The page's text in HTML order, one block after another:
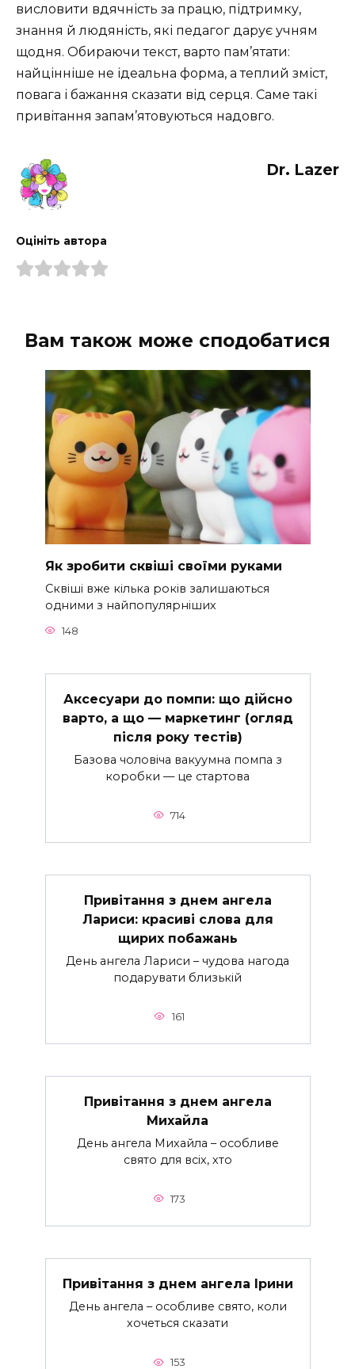
висловити вдячність за працю, підтримку,
знання й людяність, які педагог дарує учням
щодня. Обираючи текст, варто пам’ятати:
найцінніше не ідеальна форма, а теплий зміст,
повага і бажання сказати від серця. Саме такі
привітання запам’ятовуються надовго.
Dr. Lazer
Оцініть автора
Вам також може сподобатися
Як зробити сквіші своїми руками
Сквіші вже кілька років залишаються
одними з найпопулярніших
148
Аксесуари до помпи: що дійсно
варто, а що — маркетинг (огляд
після року тестів)
Базова чоловіча вакуумна помпа з
коробки — це стартова
714
Привітання з днем ангела
Лариси: красиві слова для
щирих побажань
День ангела Лариси – чудова нагода
подарувати близькій
161
Привітання з днем ангела
Михайла
День ангела Михайла – особливе
свято для всіх, хто
173
Привітання з днем ангела Ірини
День ангела – особливе свято, коли
хочеться сказати
153